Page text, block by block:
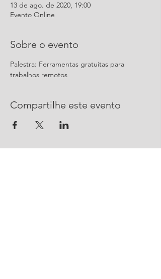
13 de ago. de 2020, 19:00
Evento Online
Sobre o evento
Palestra: Ferramentas gratuitas para
trabalhos remotos
Compartilhe este evento